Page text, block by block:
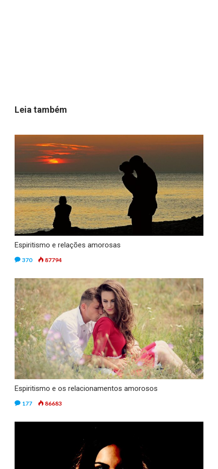
Leia também
Espiritismo e relações amorosas
370 87794
Espiritismo e os relacionamentos amorosos
177 86683